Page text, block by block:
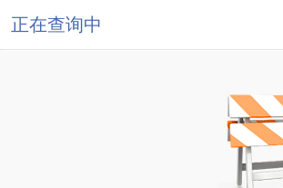
正在查询中